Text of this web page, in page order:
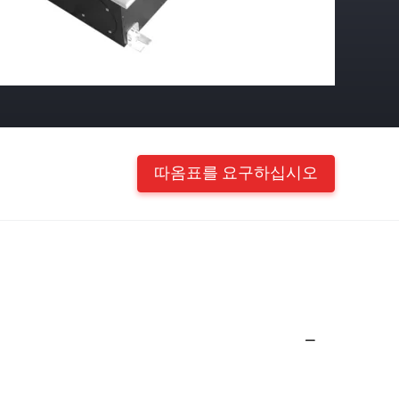
따옴표를 요구하십시오